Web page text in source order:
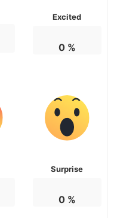
Excited
0%
Surprise
0%